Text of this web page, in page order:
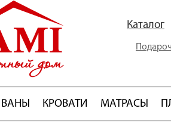
Каталог
КРОВАТИ МАТРАСЫ